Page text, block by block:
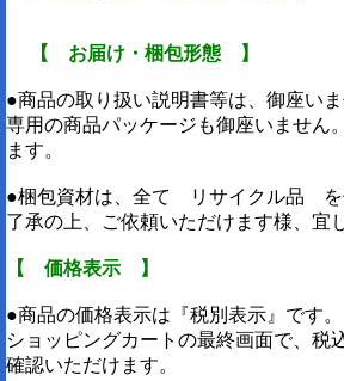
【 お届け・梱包形態 】
●商品の取り扱い説明書等は、御座いま
専用の商品パッケージも御座いませ
ます。
●梱包資材は、全て リサイクル品 を
了承の上、ご依頼いただけます様、宜
【 価格表示 】
●商品の価格表示は『税別表示』です
ショッピングカートの最終画面で、税
確認いただけます。